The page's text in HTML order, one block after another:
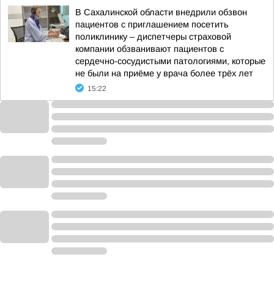
В Сахалинской области внедрили обзвон
пациентов с приглашением посетить
поликлинику – диспетчеры страховой
компании обзванивают пациентов с
сердечно-сосудистыми патологиями, которые
не были на приёме у врача более трёх лет
15:22